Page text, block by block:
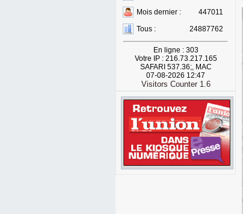
Mois dernier :
447011
Tous :
24887762
En ligne : 303
Votre IP : 216.73.217.165
SAFARI 537.36;, MAC
07-08-2026 12:47
Visitors Counter 1.6